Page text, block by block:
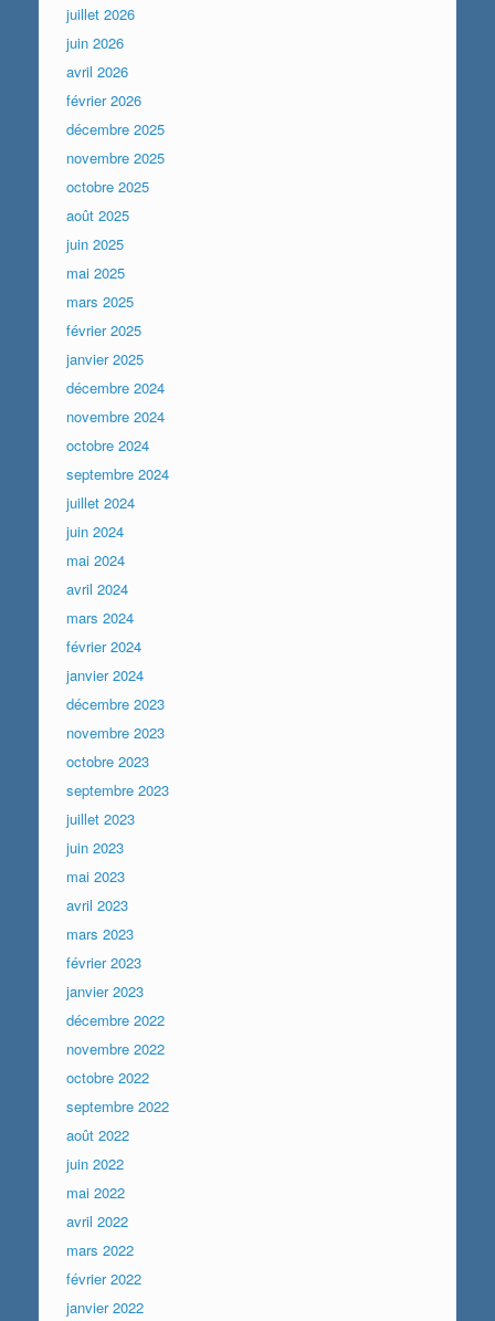
juillet 2026
juin 2026
avril 2026
février 2026
décembre 2025
novembre 2025
octobre 2025
août 2025
juin 2025
mai 2025
mars 2025
février 2025
janvier 2025
décembre 2024
novembre 2024
octobre 2024
septembre 2024
juillet 2024
juin 2024
mai 2024
avril 2024
mars 2024
février 2024
janvier 2024
décembre 2023
novembre 2023
octobre 2023
septembre 2023
juillet 2023
juin 2023
mai 2023
avril 2023
mars 2023
février 2023
janvier 2023
décembre 2022
novembre 2022
octobre 2022
septembre 2022
août 2022
juin 2022
mai 2022
avril 2022
mars 2022
février 2022
janvier 2022